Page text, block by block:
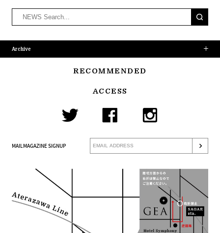
Archive
RECOMMENDED
ACCESS
MAILMAGAZINE SIGNUP